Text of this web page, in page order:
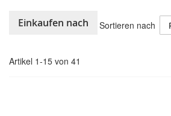
Artikel 1-15 von 41
Sortieren nach
Einkaufen nach